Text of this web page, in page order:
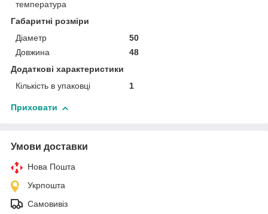
температура
Габаритні розміри
Діаметр
50
Довжина
48
Додаткові характеристики
Кількість в упаковці
1
Приховати
Умови доставки
Нова Пошта
Укрпошта
Самовивіз